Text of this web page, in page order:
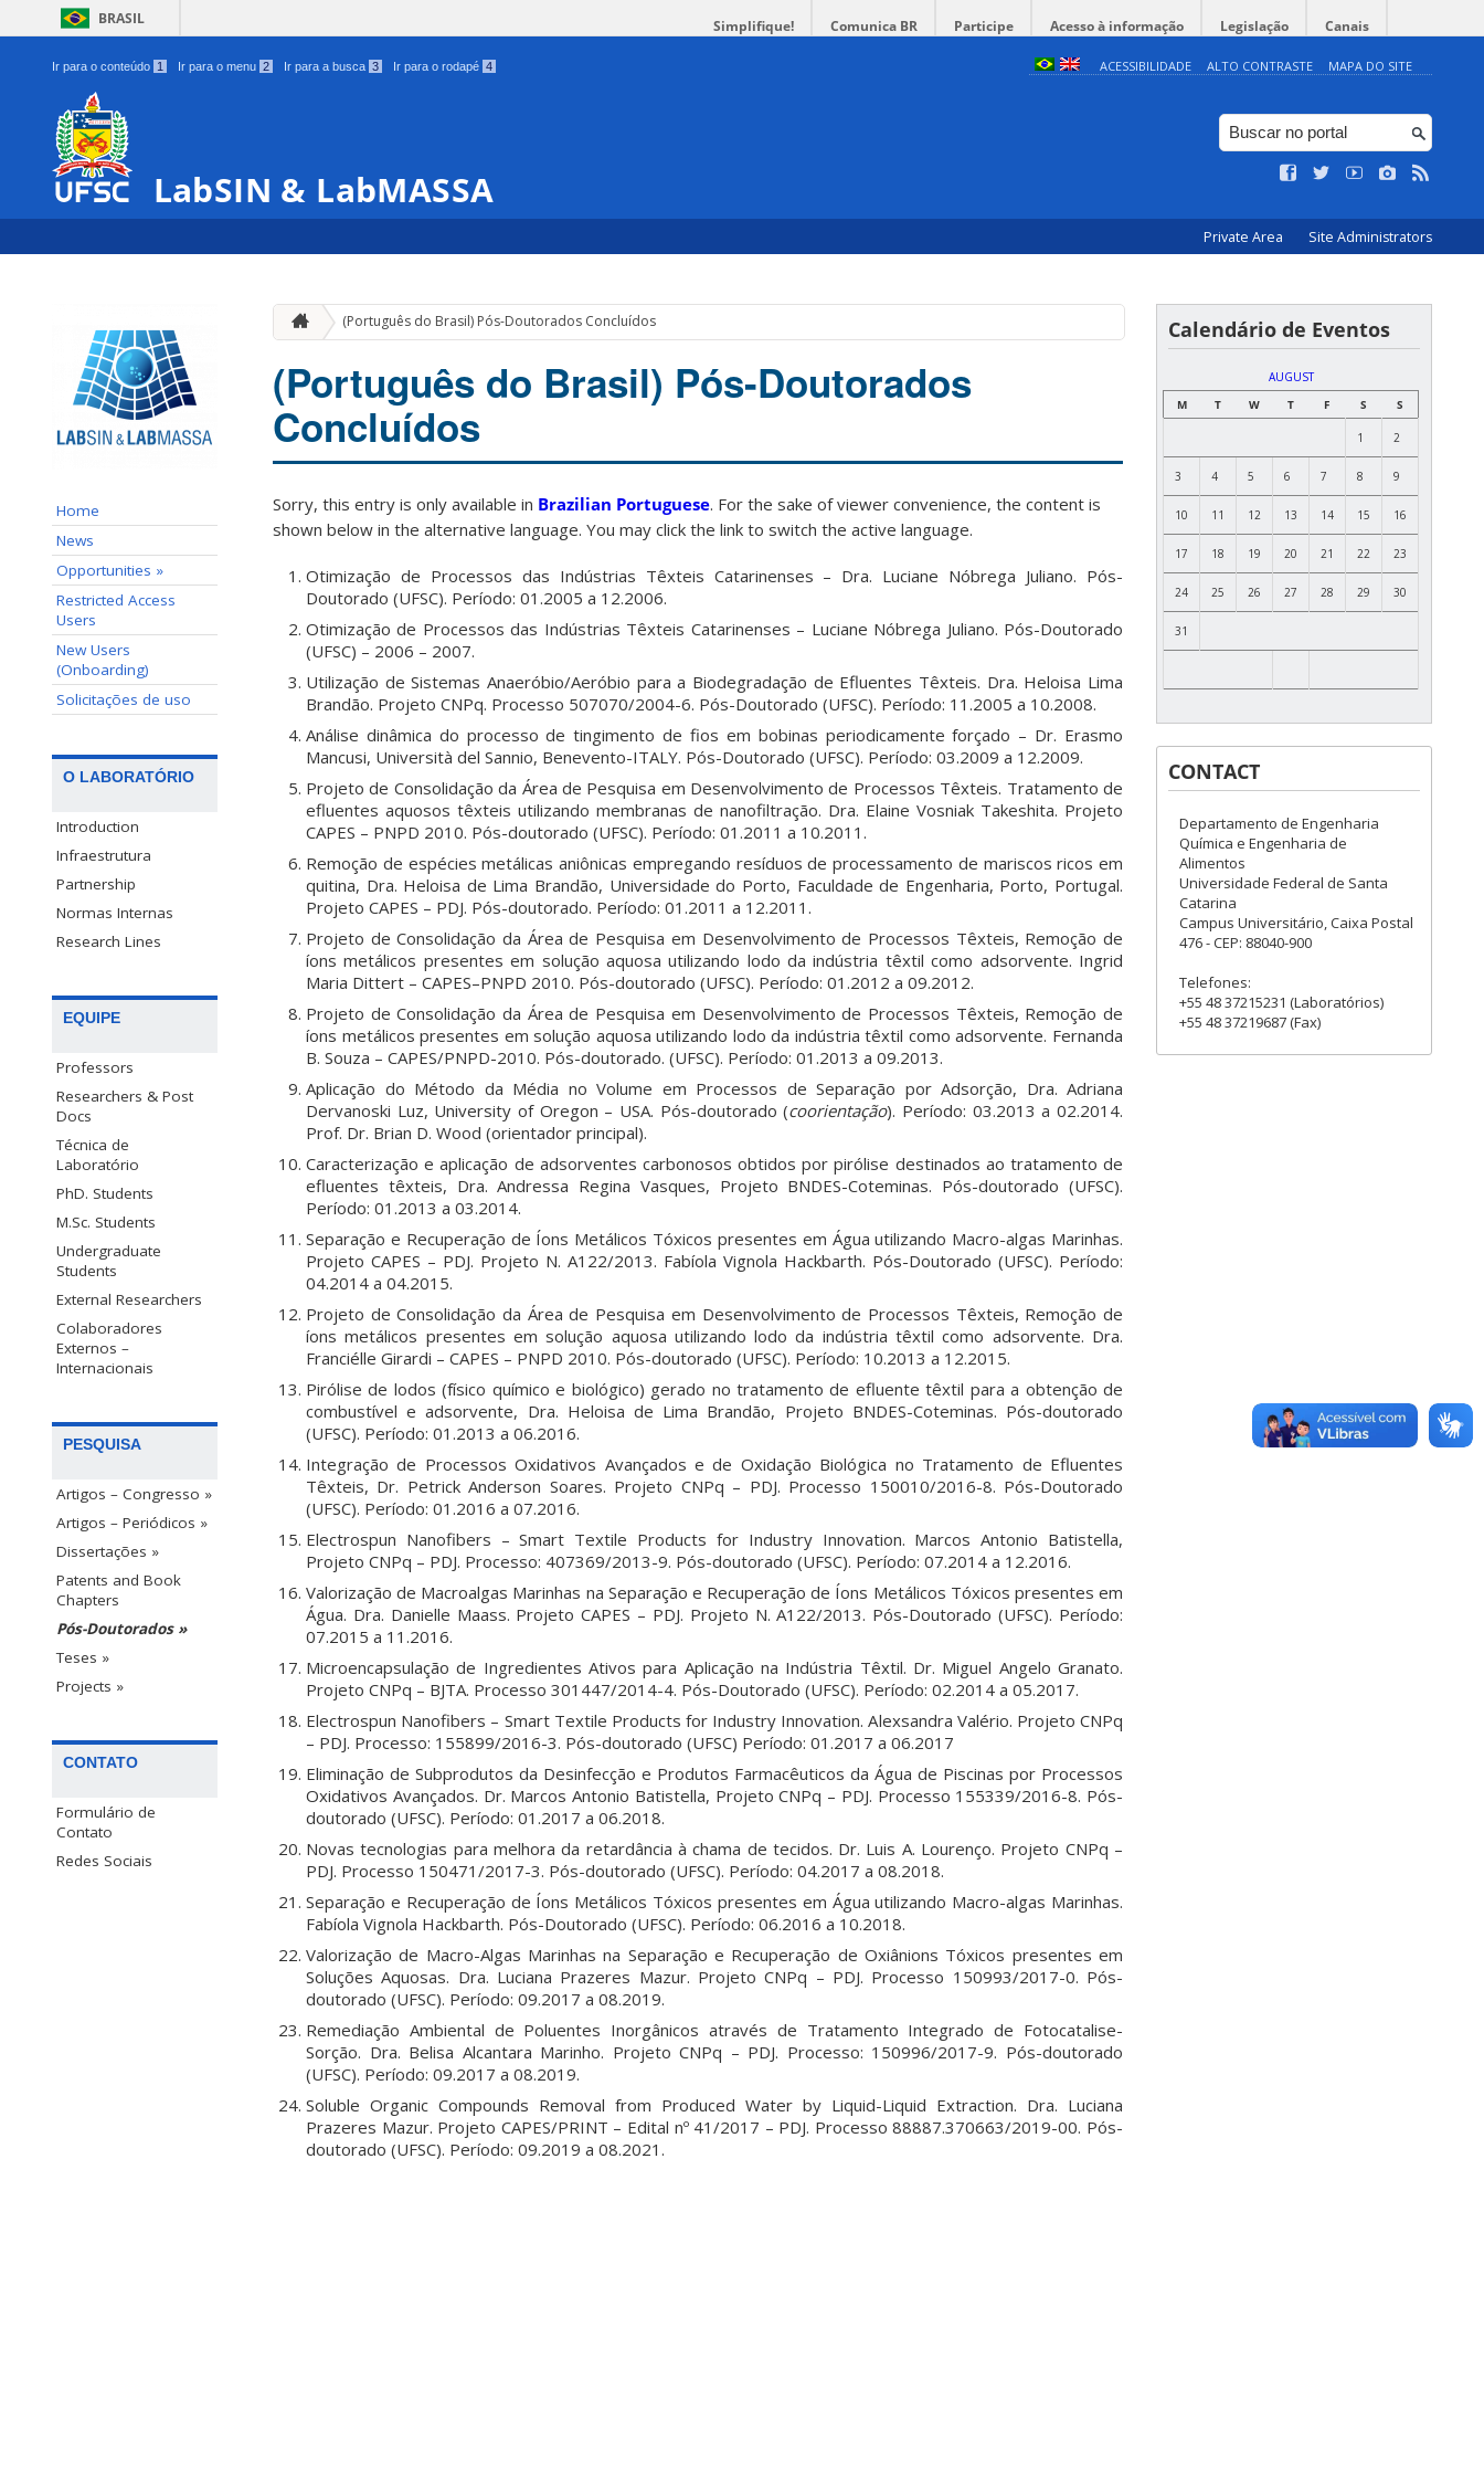
BRASIL Simplifique! Comunica BR Participe Acesso à informação Legislação Canais
Ir para o conteúdo 1 Ir para o menu 2 Ir para a busca 3 Ir para o rodapé 4 ACESSIBILIDADE ALTO CONTRASTE MAPA DO SITE
LabSIN & LabMASSA
Private Area Site Administrators
Home
News
Opportunities »
Restricted Access
Users
New Users
(Onboarding)
Solicitações de uso
O LABORATÓRIO
Introduction
Infraestrutura
Partnership
Normas Internas
Research Lines
EQUIPE
Professors
Researchers & Post
Docs
Técnica de
Laboratório
PhD. Students
M.Sc. Students
Undergraduate
Students
External Researchers
Colaboradores
Externos –
Internacionais
PESQUISA
Artigos – Congresso »
Artigos – Periódicos »
Dissertações »
Patents and Book
Chapters
Pós-Doutorados »
Teses »
Projects »
CONTATO
Formulário de
Contato
Redes Sociais
(Português do Brasil) Pós-Doutorados Concluídos
(Português do Brasil) Pós-Doutorados
Concluídos
Sorry, this entry is only available in Brazilian Portuguese. For the sake of viewer convenience, the content is
shown below in the alternative language. You may click the link to switch the active language.
Otimização de Processos das Indústrias Têxteis Catarinenses – Dra. Luciane Nóbrega Juliano. Pós-
Doutorado (UFSC). Período: 01.2005 a 12.2006.
Otimização de Processos das Indústrias Têxteis Catarinenses – Luciane Nóbrega Juliano. Pós-Doutorado
(UFSC) – 2006 – 2007.
Utilização de Sistemas Anaeróbio/Aeróbio para a Biodegradação de Efluentes Têxteis. Dra. Heloisa Lima
Brandão. Projeto CNPq. Processo 507070/2004-6. Pós-Doutorado (UFSC). Período: 11.2005 a 10.2008.
Análise dinâmica do processo de tingimento de fios em bobinas periodicamente forçado – Dr. Erasmo
Mancusi, Università del Sannio, Benevento-ITALY. Pós-Doutorado (UFSC). Período: 03.2009 a 12.2009.
Projeto de Consolidação da Área de Pesquisa em Desenvolvimento de Processos Têxteis. Tratamento de
efluentes aquosos têxteis utilizando membranas de nanofiltração. Dra. Elaine Vosniak Takeshita. Projeto
CAPES – PNPD 2010. Pós-doutorado (UFSC). Período: 01.2011 a 10.2011.
Remoção de espécies metálicas aniônicas empregando resíduos de processamento de mariscos ricos em
quitina, Dra. Heloisa de Lima Brandão, Universidade do Porto, Faculdade de Engenharia, Porto, Portugal.
Projeto CAPES – PDJ. Pós-doutorado. Período: 01.2011 a 12.2011.
Projeto de Consolidação da Área de Pesquisa em Desenvolvimento de Processos Têxteis, Remoção de
íons metálicos presentes em solução aquosa utilizando lodo da indústria têxtil como adsorvente. Ingrid
Maria Dittert – CAPES–PNPD 2010. Pós-doutorado (UFSC). Período: 01.2012 a 09.2012.
Projeto de Consolidação da Área de Pesquisa em Desenvolvimento de Processos Têxteis, Remoção de
íons metálicos presentes em solução aquosa utilizando lodo da indústria têxtil como adsorvente. Fernanda
B. Souza – CAPES/PNPD-2010. Pós-doutorado. (UFSC). Período: 01.2013 a 09.2013.
Aplicação do Método da Média no Volume em Processos de Separação por Adsorção, Dra. Adriana
Dervanoski Luz, University of Oregon – USA. Pós-doutorado (coorientação). Período: 03.2013 a 02.2014.
Prof. Dr. Brian D. Wood (orientador principal).
Caracterização e aplicação de adsorventes carbonosos obtidos por pirólise destinados ao tratamento de
efluentes têxteis, Dra. Andressa Regina Vasques, Projeto BNDES-Coteminas. Pós-doutorado (UFSC).
Período: 01.2013 a 03.2014.
Separação e Recuperação de Íons Metálicos Tóxicos presentes em Água utilizando Macro-algas Marinhas.
Projeto CAPES – PDJ. Projeto N. A122/2013. Fabíola Vignola Hackbarth. Pós-Doutorado (UFSC). Período:
04.2014 a 04.2015.
Projeto de Consolidação da Área de Pesquisa em Desenvolvimento de Processos Têxteis, Remoção de
íons metálicos presentes em solução aquosa utilizando lodo da indústria têxtil como adsorvente. Dra.
Franciélle Girardi – CAPES – PNPD 2010. Pós-doutorado (UFSC). Período: 10.2013 a 12.2015.
Pirólise de lodos (físico químico e biológico) gerado no tratamento de efluente têxtil para a obtenção de
combustível e adsorvente, Dra. Heloisa de Lima Brandão, Projeto BNDES-Coteminas. Pós-doutorado
(UFSC). Período: 01.2013 a 06.2016.
Integração de Processos Oxidativos Avançados e de Oxidação Biológica no Tratamento de Efluentes
Têxteis, Dr. Petrick Anderson Soares. Projeto CNPq – PDJ. Processo 150010/2016-8. Pós-Doutorado
(UFSC). Período: 01.2016 a 07.2016.
Electrospun Nanofibers – Smart Textile Products for Industry Innovation. Marcos Antonio Batistella,
Projeto CNPq – PDJ. Processo: 407369/2013-9. Pós-doutorado (UFSC). Período: 07.2014 a 12.2016.
Valorização de Macroalgas Marinhas na Separação e Recuperação de Íons Metálicos Tóxicos presentes em
Água. Dra. Danielle Maass. Projeto CAPES – PDJ. Projeto N. A122/2013. Pós-Doutorado (UFSC). Período:
07.2015 a 11.2016.
Microencapsulação de Ingredientes Ativos para Aplicação na Indústria Têxtil. Dr. Miguel Angelo Granato.
Projeto CNPq – BJTA. Processo 301447/2014-4. Pós-Doutorado (UFSC). Período: 02.2014 a 05.2017.
Electrospun Nanofibers – Smart Textile Products for Industry Innovation. Alexsandra Valério. Projeto CNPq
– PDJ. Processo: 155899/2016-3. Pós-doutorado (UFSC) Período: 01.2017 a 06.2017
Eliminação de Subprodutos da Desinfecção e Produtos Farmacêuticos da Água de Piscinas por Processos
Oxidativos Avançados. Dr. Marcos Antonio Batistella, Projeto CNPq – PDJ. Processo 155339/2016-8. Pós-
doutorado (UFSC). Período: 01.2017 a 06.2018.
Novas tecnologias para melhora da retardância à chama de tecidos. Dr. Luis A. Lourenço. Projeto CNPq –
PDJ. Processo 150471/2017-3. Pós-doutorado (UFSC). Período: 04.2017 a 08.2018.
Separação e Recuperação de Íons Metálicos Tóxicos presentes em Água utilizando Macro-algas Marinhas.
Fabíola Vignola Hackbarth. Pós-Doutorado (UFSC). Período: 06.2016 a 10.2018.
Valorização de Macro-Algas Marinhas na Separação e Recuperação de Oxiânions Tóxicos presentes em
Soluções Aquosas. Dra. Luciana Prazeres Mazur. Projeto CNPq – PDJ. Processo 150993/2017-0. Pós-
doutorado (UFSC). Período: 09.2017 a 08.2019.
Remediação Ambiental de Poluentes Inorgânicos através de Tratamento Integrado de Fotocatalise-
Sorção. Dra. Belisa Alcantara Marinho. Projeto CNPq – PDJ. Processo: 150996/2017-9. Pós-doutorado
(UFSC). Período: 09.2017 a 08.2019.
Soluble Organic Compounds Removal from Produced Water by Liquid-Liquid Extraction. Dra. Luciana
Prazeres Mazur. Projeto CAPES/PRINT – Edital nº 41/2017 – PDJ. Processo 88887.370663/2019-00. Pós-
doutorado (UFSC). Período: 09.2019 a 08.2021.
Calendário de Eventos
AUGUST
M
T W T F S S
1 2
3 4 5 6 7 8 9
10 11 12 13 14 15 16
17 18 19 20 21 22 23
24 25 26 27 28 29 30
31
CONTACT
Departamento de Engenharia
Química e Engenharia de
Alimentos
Universidade Federal de Santa
Catarina
Campus Universitário, Caixa Postal
476 - CEP: 88040-900
Telefones:
+55 48 37215231 (Laboratórios)
+55 48 37219687 (Fax)